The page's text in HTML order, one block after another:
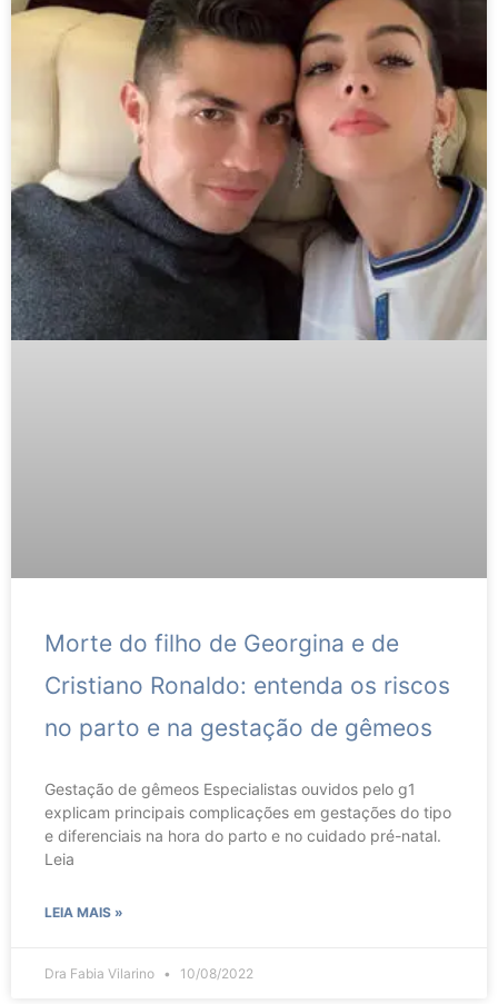
Morte do filho de Georgina e de
Cristiano Ronaldo: entenda os riscos
no parto e na gestação de gêmeos
Gestação de gêmeos Especialistas ouvidos pelo g1
explicam principais complicações em gestações do tipo
e diferenciais na hora do parto e no cuidado pré-natal.
Leia
LEIA MAIS »
Dra Fabia Vilarino 10/08/2022